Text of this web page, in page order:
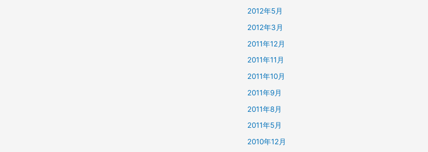
2012年5月
2012年3月
2011年12月
2011年11月
2011年10月
2011年9月
2011年8月
2011年5月
2010年12月